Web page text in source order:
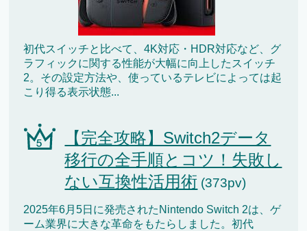
初代スイッチと比べて、4K対応・HDR対応など、グ
ラフィックに関する性能が大幅に向上したスイッチ
2。その設定方法や、使っているテレビによっては起
こり得る表示状態...
【完全攻略】Switch2データ
移行の全手順とコツ！失敗し
ない互換性活用術 (373pv)
2025年6月5日に発売されたNintendo Switch 2は、ゲ
ーム業界に大きな革命をもたらしました。初代